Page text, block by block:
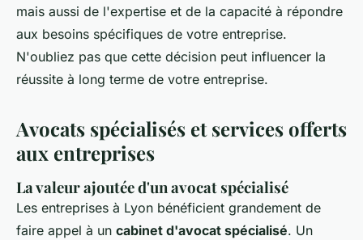
mais aussi de l'expertise et de la capacité à répondre
aux besoins spécifiques de votre entreprise.
N'oubliez pas que cette décision peut influencer la
réussite à long terme de votre entreprise.
Avocats spécialisés et services offerts
aux entreprises
La valeur ajoutée d'un avocat spécialisé
Les entreprises à Lyon bénéficient grandement de
faire appel à un cabinet d'avocat spécialisé. Un